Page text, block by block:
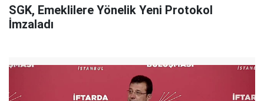
SGK, Emeklilere Yönelik Yeni Protokol
İmzaladı